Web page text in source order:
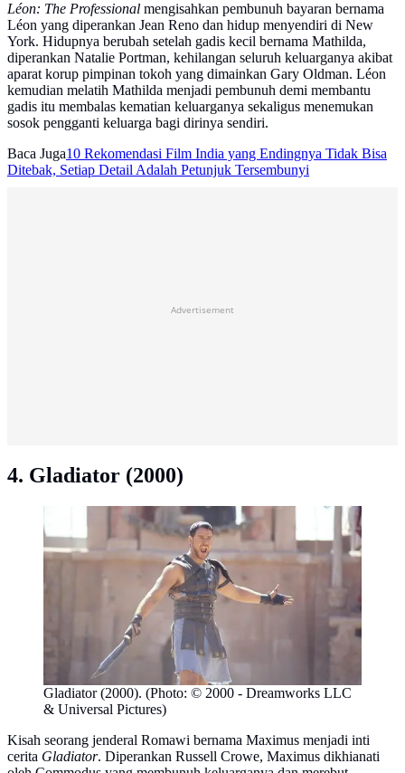
Léon: The Professional mengisahkan pembunuh bayaran bernama
Léon yang diperankan Jean Reno dan hidup menyendiri di New
York. Hidupnya berubah setelah gadis kecil bernama Mathilda,
diperankan Natalie Portman, kehilangan seluruh keluarganya akibat
aparat korup pimpinan tokoh yang dimainkan Gary Oldman. Léon
kemudian melatih Mathilda menjadi pembunuh demi membantu
gadis itu membalas kematian keluarganya sekaligus menemukan
sosok pengganti keluarga bagi dirinya sendiri.
Baca Juga10 Rekomendasi Film India yang Endingnya Tidak Bisa
Ditebak, Setiap Detail Adalah Petunjuk Tersembunyi
Advertisement
4. Gladiator (2000)
Gladiator (2000). (Photo: © 2000 - Dreamworks LLC
& Universal Pictures)
Kisah seorang jenderal Romawi bernama Maximus menjadi inti
cerita Gladiator. Diperankan Russell Crowe, Maximus dikhianati